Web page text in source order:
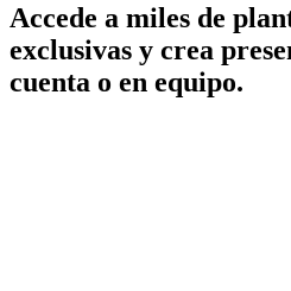
Accede a miles de
exclusivas y crea
cuenta o en equipo.